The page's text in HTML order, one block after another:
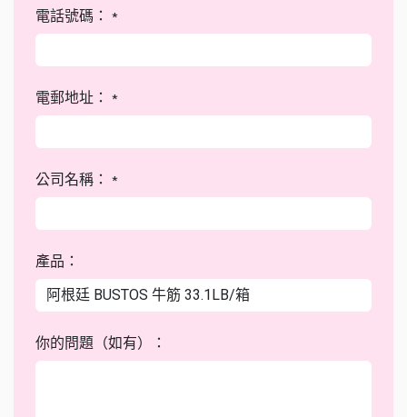
電話號碼： *
電郵地址： *
公司名稱： *
產品：
你的問題（如有）：